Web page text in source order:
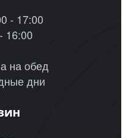
- 17:00
16:00
на обед
дни